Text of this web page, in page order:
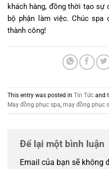
khách hàng, đồng thời tạo sự
bộ phận làm việc. Chúc spa
thành công!
This entry was posted in Tin Tức and
May đồng phục spa may đồng phục
Để lại một bình luận
Email của bạn sẽ không